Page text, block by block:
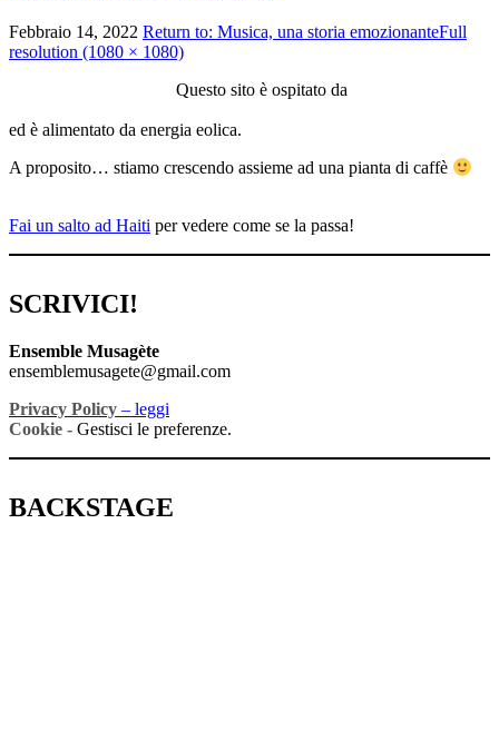
Febbraio 14, 2022 Return to: Musica, una storia emozionanteFull
resolution (1080 × 1080)
Questo sito è ospitato da
ed è alimentato da energia eolica.
A proposito… stiamo crescendo assieme ad una pianta di caffè
Fai un salto ad Haiti per vedere come se la passa!
SCRIVICI!
Ensemble Musagète
ensemblemusagete@gmail.com
Privacy Policy – leggi
Cookie - Gestisci le preferenze.
BACKSTAGE